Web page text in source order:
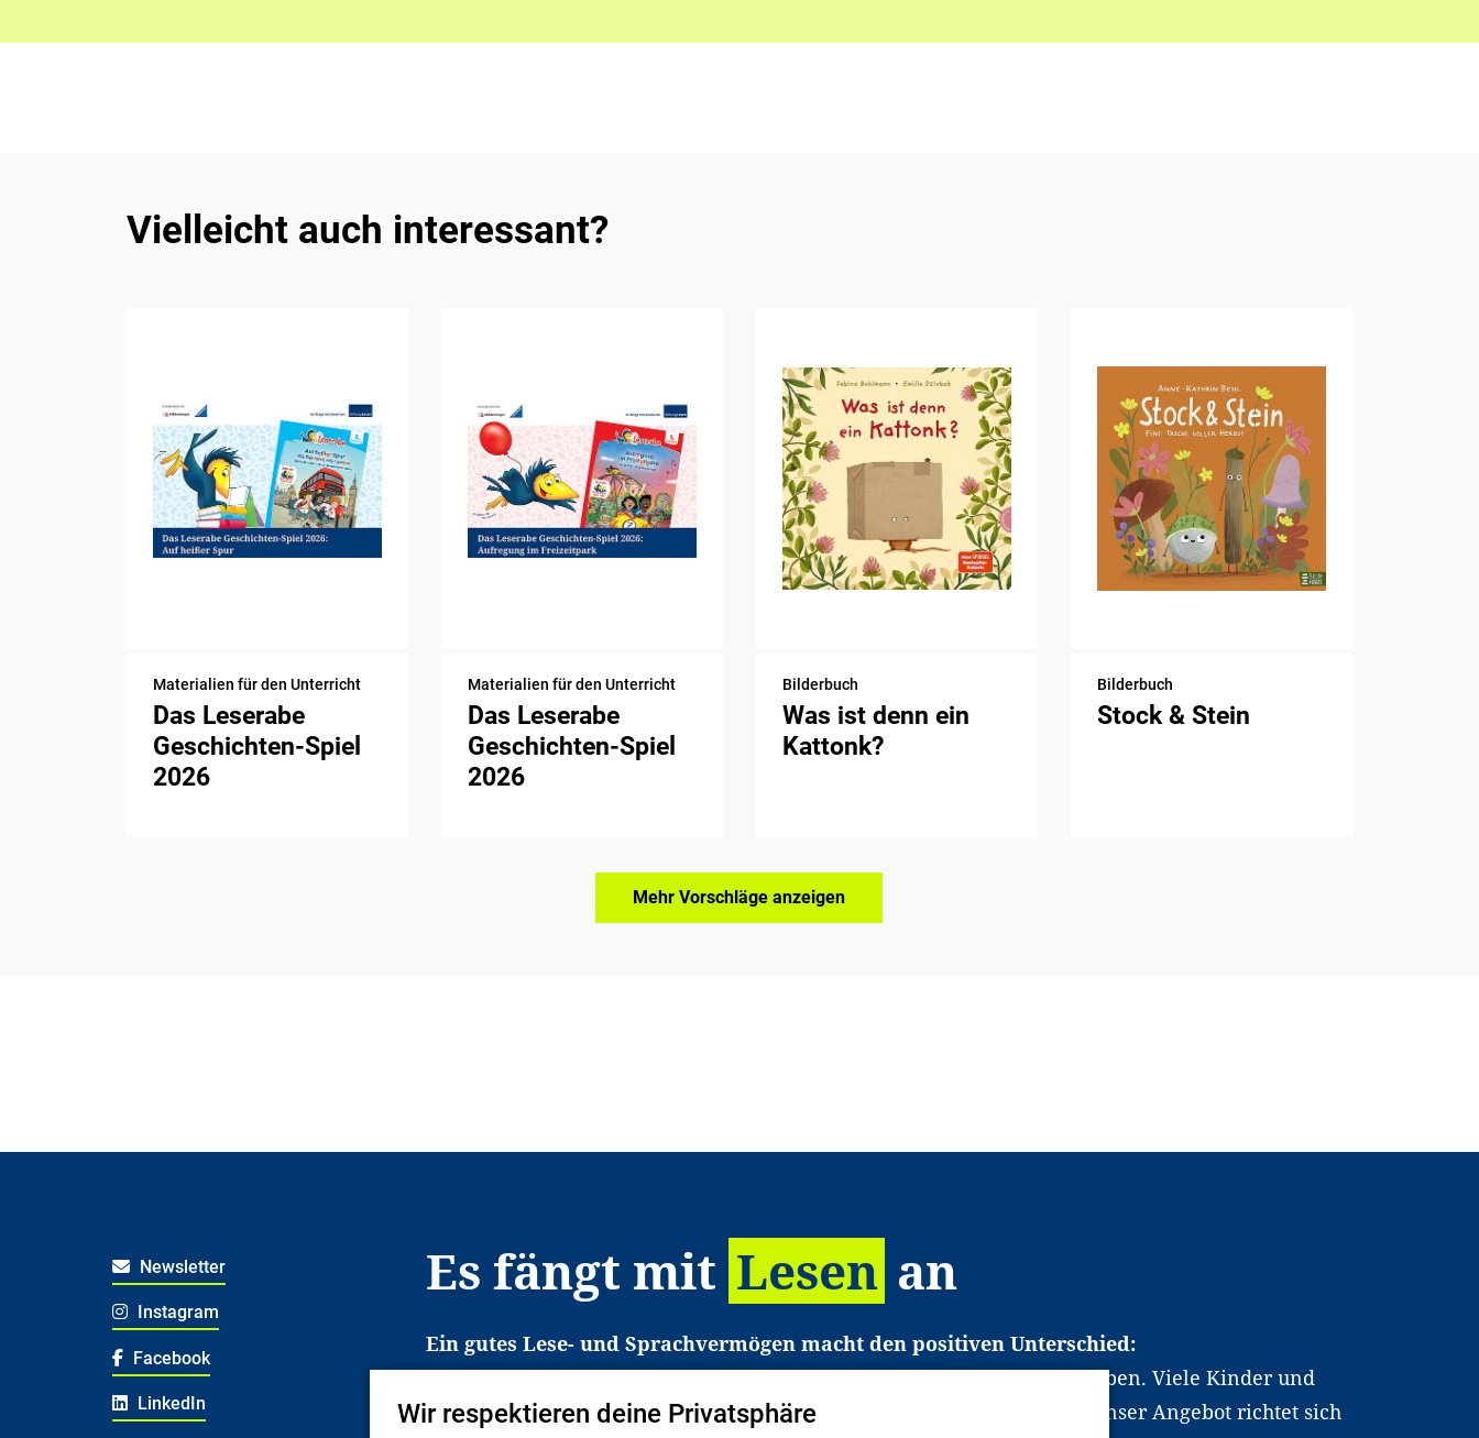
Vielleicht auch interessant?
Materialien für den Unterricht
Das Leserabe
Geschichten-Spiel
2026
Materialien für den Unterricht
Das Leserabe
Geschichten-Spiel
2026
Bilderbuch
Was ist denn ein
Kattonk?
Bilderbuch
Stock & Stein
Mehr Vorschläge anzeigen
Newsletter
Instagram
Facebook
LinkedIn
Es fängt mit Lesen an
Ein gutes Lese- und Sprachvermögen macht den positiven Unterschied:
Es erleichtert den Zugang zu Bildung und einem erfolgreichen Berufsleben. Viele Kinder und
Jugendliche in Deutschland haben aber große Schwierigkeiten dabei. Unser Angebot richtet sich
Wir respektieren deine Privatsphäre